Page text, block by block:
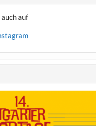
auf